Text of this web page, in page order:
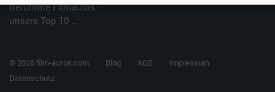
Berühmte Filmautos –
unsere Top 10 ...
© 2026 film-autos.com Blog AGB
Impressum
Datenschutz